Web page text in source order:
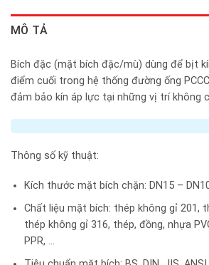
MÔ TẢ
Bích đặc (mặt bích đặc/mù) dùng để bịt
điểm cuối trong hệ thống đường ống
đảm bảo kín áp lực tại những vị trí không
Thông số kỹ thuật:
Kích thước mặt bích chặn: DN15 –
Chất liệu mặt bích: thép không gỉ 201,
thép không gỉ 316, thép, đồng, nhựa
PPR, …